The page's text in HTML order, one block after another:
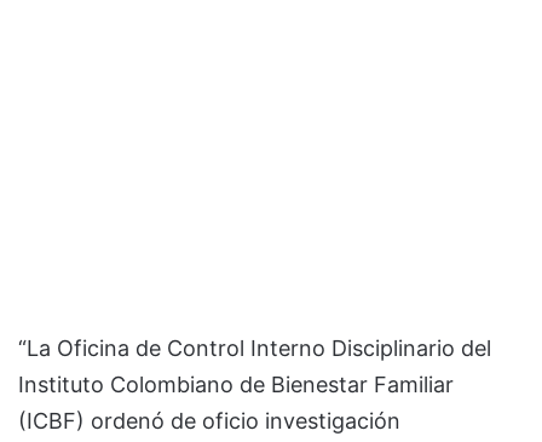
“La Oficina de Control Interno Disciplinario del
Instituto Colombiano de Bienestar Familiar
(ICBF) ordenó de oficio investigación